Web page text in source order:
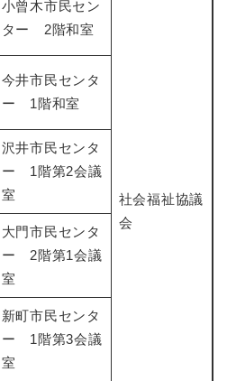
小曾木市民セン
ター 2階和室
社会福祉協議
会
今井市民センタ
ー 1階和室
沢井市民センタ
ー 1階第2会議
室
大門市民センタ
ー 2階第1会議
室
新町市民センタ
ー 1階第3会議
室